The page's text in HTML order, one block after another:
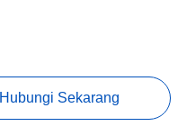
Hubungi Sekarang